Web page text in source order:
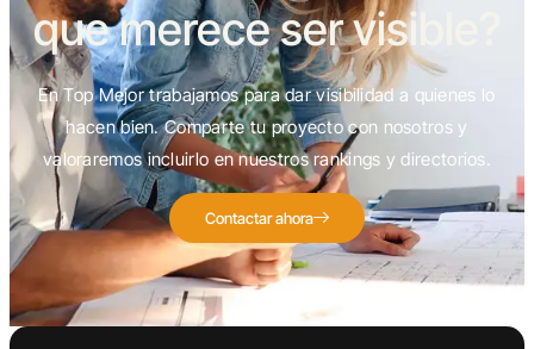
que merece ser visible?
En Top Mejor trabajamos para dar visibilidad a quienes lo
hacen bien. Comparte tu proyecto con nosotros y
valoraremos incluirlo en nuestros rankings y directorios.
Contactar ahora